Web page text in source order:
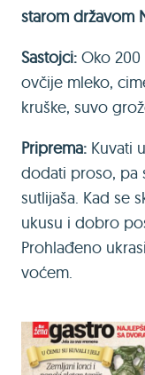
starom državom
Sastojci: Oko
ovčije mleko,
kruške, suvo
Priprema: Kuvati
dodati proso, pa
sutlijaša. Kad se
ukusu i dobro
Prohlađeno
voćem.